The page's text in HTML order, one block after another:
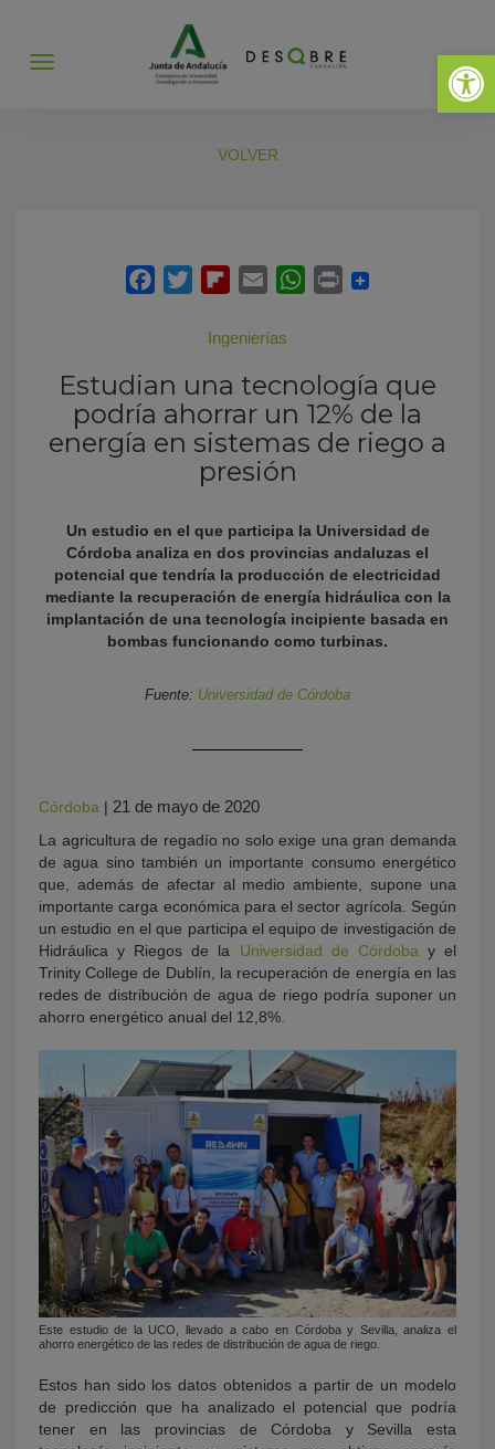
Abrir
Abrir
VOLVER
Ingenierías
Estudian una tecnología que
podría ahorrar un 12% de la
energía en sistemas de riego a
presión
Un estudio en el que participa la Universidad de
Córdoba analiza en dos provincias andaluzas el
potencial que tendría la producción de electricidad
mediante la recuperación de energía hidráulica con la
implantación de una tecnología incipiente basada en
bombas funcionando como turbinas.
Fuente: Universidad de Córdoba
Córdoba | 21 de mayo de 2020
La agricultura de regadío no solo exige una gran demanda
de agua sino también un importante consumo energético
que, además de afectar al medio ambiente, supone una
importante carga económica para el sector agrícola. Según
un estudio en el que participa el equipo de investigación de
Hidráulica y Riegos de la Universidad de Córdoba y el
Trinity College de Dublín, la recuperación de energía en las
redes de distribución de agua de riego podría suponer un
ahorro energético anual del 12,8%.
Este estudio de la UCO, llevado a cabo en Córdoba y Sevilla, analiza el
ahorro energético de las redes de distribución de agua de riego.
Estos han sido los datos obtenidos a partir de un modelo
de predicción que ha analizado el potencial que podría
tener en las provincias de Córdoba y Sevilla esta